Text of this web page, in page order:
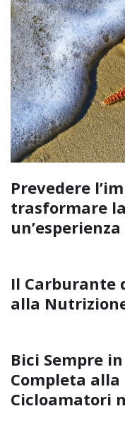
Prevedere
trasformare
Il Carburante
alla
Bici Sempre
Completa
Cicloamatori